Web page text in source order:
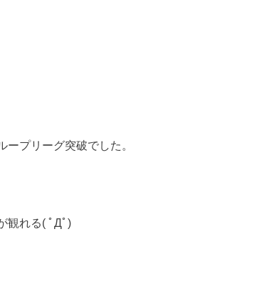
プリーグ突破でした。
観れる( ﾟДﾟ)